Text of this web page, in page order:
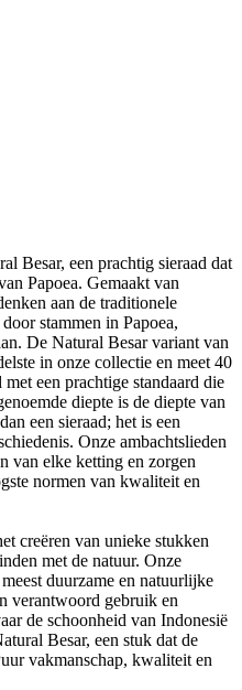
Besar, een prachtig sieraad dat
Papoea. Gemaakt van
aan de traditionele
stammen in Papoea,
De Natural Besar variant van
in onze collectie en meet 40
een prachtige standaard die
diepte is de diepte van
een sieraad; het is een
Onze ambachtslieden
van elke ketting en zorgen
normen van kwaliteit en
creëren van unieke stukken
met de natuur. Onze
duurzame en natuurlijke
verantwoord gebruik en
de schoonheid van Indonesië
Besar, een stuk dat de
vakmanschap, kwaliteit en